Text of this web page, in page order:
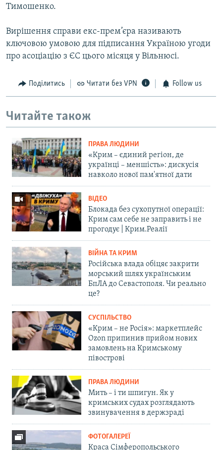
Тимошенко.
Вирішення справи екс-прем’єра називають
ключовою умовою для підписання Україною угоди
про асоціацію з ЄС цього місяця у Вільнюсі.
Поділитись Читати без VPN Follow us
Читайте також
ПРАВА ЛЮДИНИ
«Крим – єдиний регіон, де
українці – меншість»: дискусія
навколо нової пам'ятної дати
ВІДЕО
Блокада без сухопутної операції:
Крим сам себе не заправить і не
прогодує | Крим.Реалії
ВІЙНА ТА КРИМ
Російська влада обіцяє закрити
морський шлях українським
БпЛА до Севастополя. Чи реально
це?
СУСПІЛЬСТВО
«Крим – не Росія»: маркетплейс
Ozon припинив прийом нових
замовлень на Кримському
півострові
ПРАВА ЛЮДИНИ
Мить – і ти шпигун. Як у
кримських судах розглядають
звинувачення в держзраді
ФОТОГАЛЕРЕЇ
Краса Сімферопольського